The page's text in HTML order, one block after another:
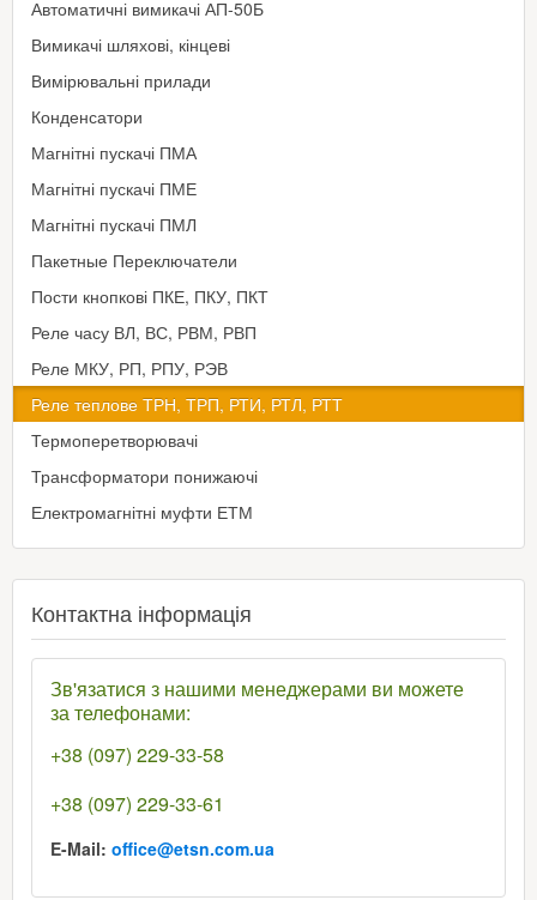
Автоматичні вимикачі АП-50Б
Вимикачі шляхові, кінцеві
Вимірювальні прилади
Конденсатори
Магнітні пускачі ПМА
Магнітні пускачі ПМЕ
Магнітні пускачі ПМЛ
Пакетные Переключатели
Пости кнопкові ПКЕ, ПКУ, ПКТ
Реле часу ВЛ, ВС, РВМ, РВП
Реле МКУ, РП, РПУ, РЭВ
Реле теплове ТРН, ТРП, РТИ, РТЛ, РТТ
Термоперетворювачі
Трансформатори понижаючі
Електромагнітні муфти ЕТМ
Контактна інформація
Зв'язатися з нашими менеджерами ви можете
за телефонами:
+38 (097) 229-33-58
+38 (097) 229-33-61
E-Mail: office@etsn.com.ua